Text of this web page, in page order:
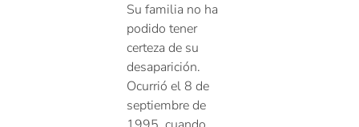
Su familia no ha
podido tener
certeza de su
desaparición.
Ocurrió el 8 de
septiembre de